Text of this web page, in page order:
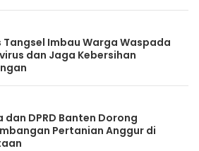
Tangsel Imbau Warga Waspada
dan Jaga Kebersihan
dan DPRD Banten Dorong
Pertanian Anggur di